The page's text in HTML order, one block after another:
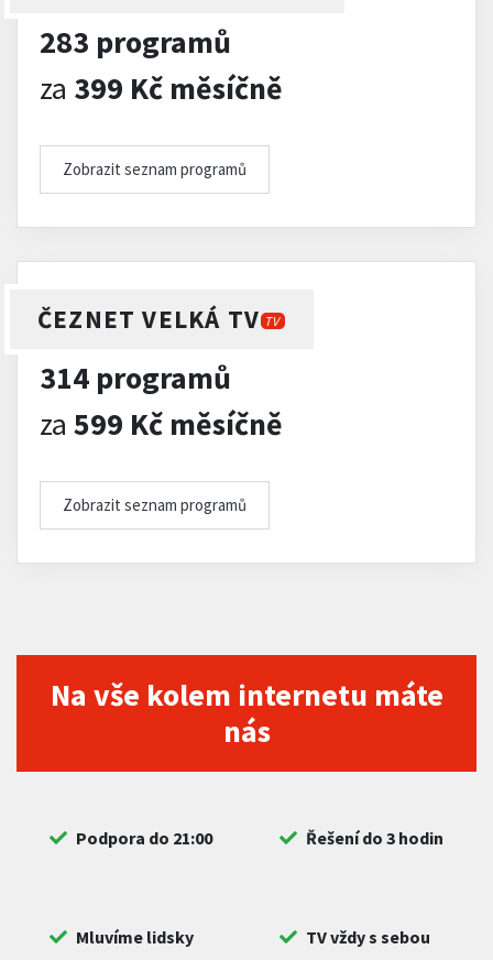
283 programů
za 399 Kč měsíčně
Zobrazit seznam programů
ČEZNET VELKÁ TV TV
314 programů
za 599 Kč měsíčně
Zobrazit seznam programů
Na vše kolem internetu máte
nás
Podpora do 21:00 Řešení do 3 hodin
Mluvíme lidsky TV vždy s sebou